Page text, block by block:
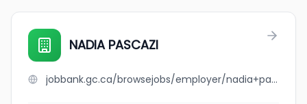
NADIA PASCAZI
jobbank.gc.ca/browsejobs/employer/nadia+pascazi/ca